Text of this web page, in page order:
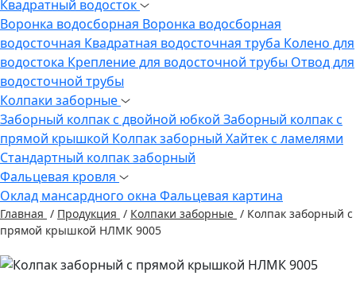
Квадратный водосток
Воронка водосборная Воронка водосборная
водосточная Квадратная водосточная труба Колено для
водостока Крепление для водосточной трубы Отвод для
водосточной трубы
Колпаки заборные
Заборный колпак с двойной юбкой Заборный колпак с
прямой крышкой Колпак заборный Хайтек с ламелями
Стандартный колпак заборный
Фальцевая кровля
Оклад мансардного окна Фальцевая картина
Главная / Продукция / Колпаки заборные / Колпак заборный с
прямой крышкой НЛМК 9005